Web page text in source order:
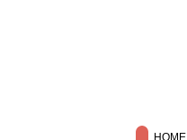
HOME